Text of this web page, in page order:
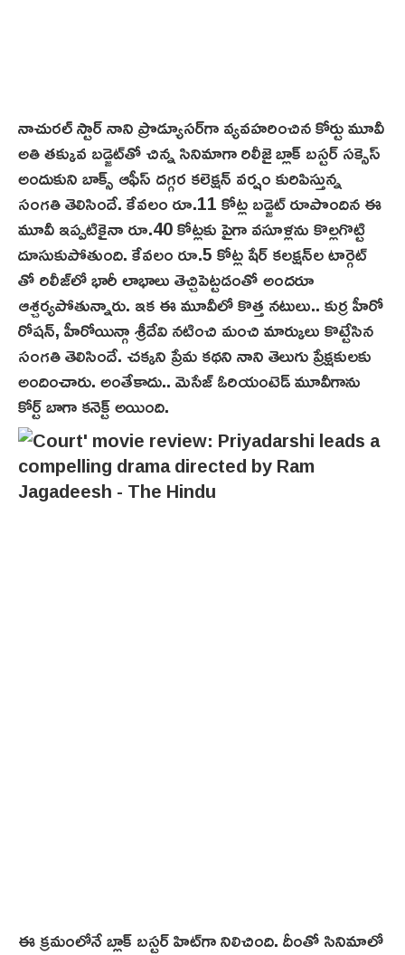
నాచురల్ స్టార్ నాని ప్రొడ్యూసర్‌గా వ్యవహరించిన కోర్టు మూవీ
అతి తక్కువ బడ్జెట్‌తో చిన్న సినిమాగా రిలీజై బ్లాక్ బస్టర్ సక్సెస్
అందుకుని బాక్స్ ఆఫీస్ దగ్గర కలెక్షన్ వర్షం కురిపిస్తున్న
సంగతి తెలిసిందే. కేవలం రూ.11 కోట్ల బడ్జెట్ రూపొందిన ఈ
మూవీ ఇప్పటికైనా రూ.40 కోట్లకు పైగా వసూళ్లను కొల్లగొట్టి
దూసుకుపోతుంది. కేవలం రూ.5 కోట్ల షేర్ కలక్షన్‌ల టార్గెట్
తో రిలీజ్‌లో భారీ లాభాలు తెచ్చిపెట్టడంతో అందరూ
ఆశ్చర్యపోతున్నారు. ఇక ఈ మూవీలో కొత్త న‌టులు.. కుర్ర హీరో
రోషన్, హీరోయిన్గా శ్రీదేవి నటించి మంచి మార్కులు కొట్టేసిన
సంగతి తెలిసిందే. చక్కని ప్రేమ కథని నాని తెలుగు ప్రేక్షకులకు
అందించారు. అంతేకాదు.. మెసేజ్ ఓరియంటెడ్ మూవీగాను
కోర్ట్‌ బాగా కనెక్ట్ అయింది.
ఈ క్రమంలోనే బ్లాక్ బస్టర్ హిట్‌గా నిలిచింది. దీంతో సినిమాలో